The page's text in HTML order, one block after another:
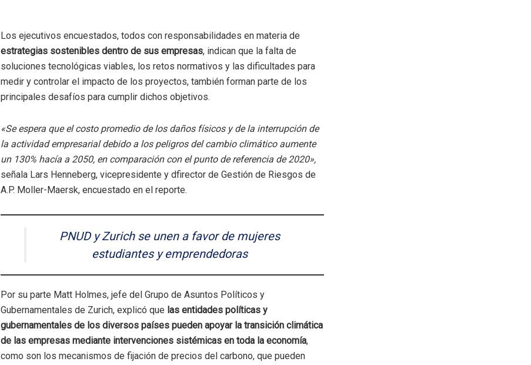
Los ejecutivos encuestados, todos con responsabilidades en materia de
estrategias sostenibles dentro de sus empresas, indican que la falta de
soluciones tecnológicas viables, los retos normativos y las dificultades para
medir y controlar el impacto de los proyectos, también forman parte de los
principales desafíos para cumplir dichos objetivos.
«Se espera que el costo promedio de los daños físicos y de la interrupción de
la actividad empresarial debido a los peligros del cambio climático aumente
un 130% hacía a 2050, en comparación con el punto de referencia de 2020»,
señala Lars Henneberg, vicepresidente y dfirector de Gestión de Riesgos de
A.P. Moller-Maersk, encuestado en el reporte.
PNUD y Zurich se unen a favor de mujeres
estudiantes y emprendedoras
Por su parte Matt Holmes, jefe del Grupo de Asuntos Políticos y
Gubernamentales de Zurich, explicó que las entidades políticas y
gubernamentales de los diversos países pueden apoyar la transición climática
de las empresas mediante intervenciones sistémicas en toda la economía,
como son los mecanismos de fijación de precios del carbono, que pueden